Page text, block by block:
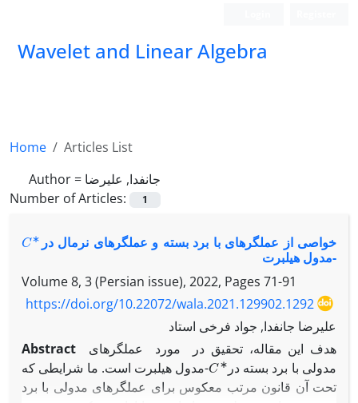
Wavelet and Linear Algebra
Home
Articles List
Author = جانفدا, علیرضا
Number of Articles:
1
خواصی از عملگرهای با برد بسته و عملگرهای نرمال درC
∗
-مدول هیلبرت
Volume 8, 3 (Persian issue), 2022, Pages 71-91
https://doi.org/10.22072/wala.2021.129902.1292
علیرضا جانفدا, جواد فرخی استاد
Abstract
هدف این مقاله، تحقیق در مورد عملگرهای
مدولی با برد بسته در C∗ -مدول هیلبرت است. ما شرایطی که
تحت آن قانون مرتب معکوس برای عملگرهای مدولی با برد